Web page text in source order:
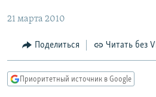
основному
Вернутся
главной
навигации
ЦИТАТЫ СВОБОДЫ
МНЕНИЯ
IDEL.РЕАЛИИ
21 марта 2010
Поделиться Читать без
Приоритетный источник в Google